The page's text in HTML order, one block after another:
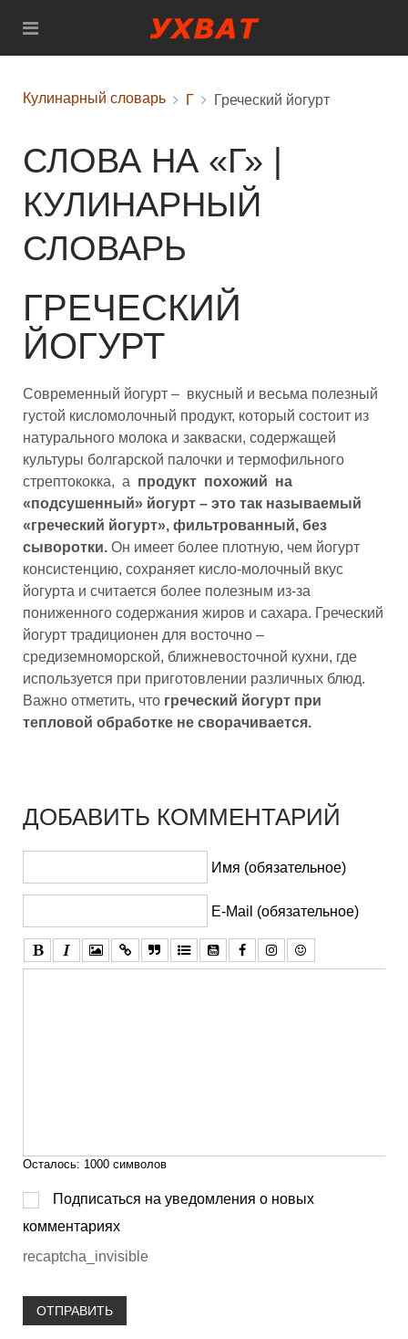
Кулинарный словарь Г Греческий йогурт
СЛОВА НА «Г» |
КУЛИНАРНЫЙ
СЛОВАРЬ
ГРЕЧЕСКИЙ
ЙОГУРТ
Современный йогурт – вкусный и весьма полезный
густой кисломолочный продукт, который состоит из
натурального молока и закваски, содержащей
культуры болгарской палочки и термофильного
стрептококка, а продукт похожий на
«подсушенный» йогурт – это так называемый
«греческий йогурт», фильтрованный, без
сыворотки. Он имеет более плотную, чем йогурт
консистенцию, сохраняет кисло-молочный вкус
йогурта и считается более полезным из-за
пониженного содержания жиров и сахара. Греческий
йогурт традиционен для восточно –
средиземноморской, ближневосточной кухни, где
используется при приготовлении различных блюд.
Важно отметить, что греческий йогурт при
тепловой обработке не сворачивается.
ДОБАВИТЬ КОММЕНТАРИЙ
Имя (обязательное)
E-Mail (обязательное)
Осталось: 1000 символов
Подписаться на уведомления о новых
комментариях
recaptcha_invisible
ОТПРАВИТЬ